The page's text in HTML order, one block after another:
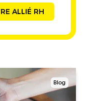
ALLIÉ RH
Blog